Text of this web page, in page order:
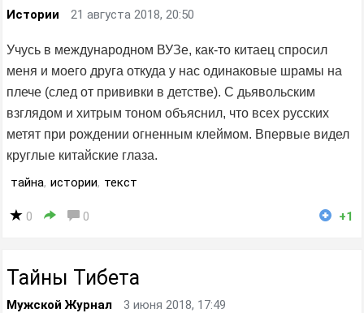
Истории 21 августа 2018, 20:50
Учусь в международном ВУЗе, как-то китаец спросил
меня и моего друга откуда у нас одинаковые шрамы на
плече (след от прививки в детстве). С дьявольским
взглядом и хитрым тоном объяснил, что всех русских
метят при рождении огненным клеймом. Впервые видел
круглые китайские глаза.
тайна, истории, текст
0 0 +1
Тайны Тибета
Мужской Журнал 3 июня 2018, 17:49